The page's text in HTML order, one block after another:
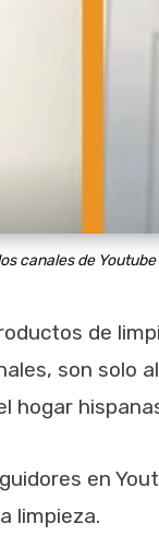
canales de
de
son solo
hogar
en
limpieza.